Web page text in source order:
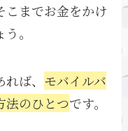
こまでお金をかけ
。
ば、 モバイルバ
法のひとつです。